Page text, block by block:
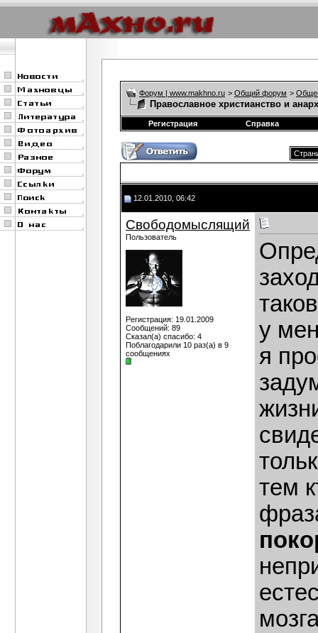
Форум | www.makhno.ru > Общий форум >
Православное христианство и
Регистрация Справка
12.01.2010, 06:42
Свободомыслящий
Пользователь
Регистрация: 19.01.2009
Сообщений: 89
Сказал(а) спасибо: 4
Поблагодарили 10 раз(а) в 9
сообщениях
у
я
тем